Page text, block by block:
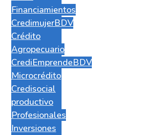
Financiamientos
CredimujerBDV
Crédito
Agropecuario
CrediEmprendeBDV
Microcrédito
Credisocial
productivo
Profesionales
Inversiones